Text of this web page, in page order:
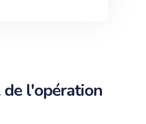
l'opération